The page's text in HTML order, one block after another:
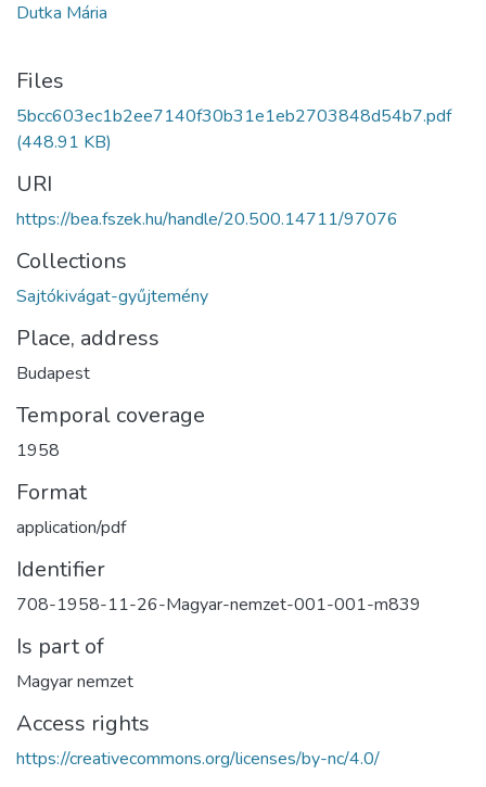
Dutka Mária
Files
5bcc603ec1b2ee7140f30b31e1eb2703848d54b7.pdf
(448.91 KB)
URI
https://bea.fszek.hu/handle/20.500.14711/97076
Collections
Sajtókivágat-gyűjtemény
Place, address
Budapest
Temporal coverage
1958
Format
application/pdf
Identifier
708-1958-11-26-Magyar-nemzet-001-001-m839
Is part of
Magyar nemzet
Access rights
https://creativecommons.org/licenses/by-nc/4.0/